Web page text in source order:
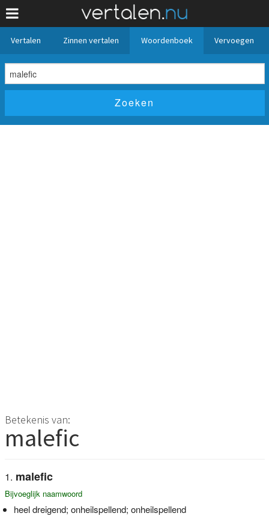
Vertalen Zinnen vertalen Woordenboek Vervoegen
Betekenis van:
malefic
malefic
Bijvoeglijk naamwoord
heel dreigend; onheilspellend; onheilspellend